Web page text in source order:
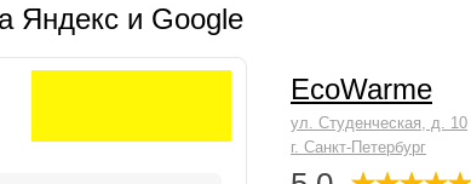
Яндекс и Google
ул. Студенческая, д. 10
г. Санкт-Петербург
EcoWarme